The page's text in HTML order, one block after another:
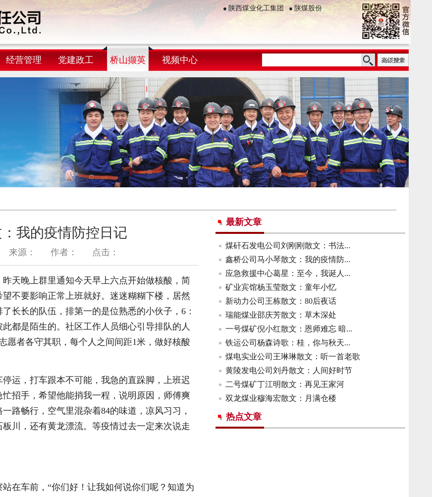
● 陕西煤业化工集团 ●陕煤股份
经营管理 党建政工 桥山撷英 视频中心
我的疫情防控日记
来源： 作者： 点击：
天晚上群里通知今天早上六点开始做核酸，简
不要影响正常上班就好。迷迷糊糊下楼，居然
长长的队伍，排第一的是位熟悉的小伙子，6：
都是陌生的。社区工作人员细心引导排队的人
愿者各守其职，每个人之间间距1米，做好核酸
运，打车跟本不可能，我急的直跺脚，上班迟
招手，希望他能捎我一程，说明原因，师傅爽
路畅行，空气里混杂着84的味道，凉风习习，
川，还有黄龙漂流。等疫情过去一定来次说走
在车前，“你们好！让我如何说你们呢？知道为
最新文章
煤矸石发电公司刘刚刚散文：书法...
鑫桥公司马小琴散文：我的疫情防...
应急救援中心葛星：至今，我诞人...
矿业宾馆杨玉莹散文：童年小忆
新动力公司王栋散文：80后夜话
瑞能煤业邵庆芳散文：草木深处
一号煤矿倪小红散文：恩师难忘 暗...
铁运公司杨森诗歌：桂，你与秋天...
煤电实业公司王琳琳散文：听一首老歌
黄陵发电公司刘丹散文：人间好时节
二号煤矿丁江明散文：再见王家河
双龙煤业穆海宏散文：月满仓楼
热点文章